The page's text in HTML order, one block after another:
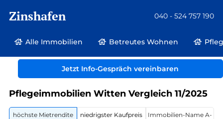
Zinshafen 040 - 524 757 190
Alle Immobilien Betreutes Wohnen
Jetzt Info-Gespräch vereinbaren
Betreutes Wohnen und Pflegeimmobilien
Deutschland
Witten
Pflegeimmobilien Witten Vergleich 11/2025
höchste Mietrendite
niedrigster Kaufpreis
Immobilien-Name A-